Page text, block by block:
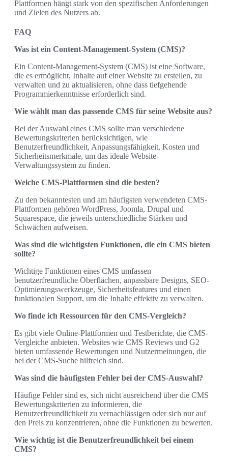
Plattformen hängt stark von den spezifischen Anforderungen
und Zielen des Nutzers ab.
FAQ
Was ist ein Content-Management-System (CMS)?
Ein Content-Management-System (CMS) ist eine Software,
die es ermöglicht, Inhalte auf einer Website zu erstellen, zu
verwalten und zu aktualisieren, ohne dass tiefgehende
Programmierkenntnisse erforderlich sind.
Wie wählt man das passende CMS für seine Website aus?
Bei der Auswahl eines CMS sollte man verschiedene
Bewertungskriterien berücksichtigen, wie
Benutzerfreundlichkeit, Anpassungsfähigkeit, Kosten und
Sicherheitsmerkmale, um das ideale Website-
Verwaltungssystem zu finden.
Welche CMS-Plattformen sind die besten?
Zu den bekanntesten und am häufigsten verwendeten CMS-
Plattformen gehören WordPress, Joomla, Drupal und
Squarespace, die jeweils unterschiedliche Stärken und
Schwächen aufweisen.
Was sind die wichtigsten Funktionen, die ein CMS bieten
sollte?
Wichtige Funktionen eines CMS umfassen
benutzerfreundliche Oberflächen, anpassbare Designs, SEO-
Optimierungswerkzeuge, Sicherheitsfeatures und einen
funktionalen Support, um die Inhalte effektiv zu verwalten.
Wo finde ich Ressourcen für den CMS-Vergleich?
Es gibt viele Online-Plattformen und Testberichte, die CMS-
Vergleiche anbieten. Websites wie CMS Reviews und G2
bieten umfassende Bewertungen und Nutzermeinungen, die
bei der CMS-Suche hilfreich sind.
Was sind die häufigsten Fehler bei der CMS-Auswahl?
Häufige Fehler sind es, sich nicht ausreichend über die CMS
Bewertungskriterien zu informieren, die
Benutzerfreundlichkeit zu vernachlässigen oder sich nur auf
den Preis zu konzentrieren, ohne die Funktionen zu bewerten.
Wie wichtig ist die Benutzerfreundlichkeit bei einem
CMS?